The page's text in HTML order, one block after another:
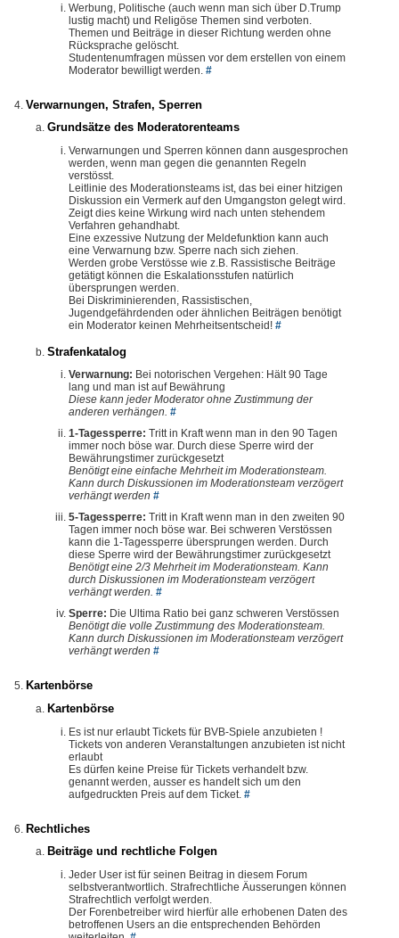
Werbung, Politische (auch wenn man sich über D.Trump
lustig macht) und Religöse Themen sind verboten.
Themen und Beiträge in dieser Richtung werden ohne
Rücksprache gelöscht.
Studentenumfragen müssen vor dem erstellen von einem
Moderator bewilligt werden. #
Verwarnungen, Strafen, Sperren
Grundsätze des Moderatorenteams
Verwarnungen und Sperren können dann ausgesprochen
werden, wenn man gegen die genannten Regeln
verstösst.
Leitlinie des Moderationsteams ist, das bei einer hitzigen
Diskussion ein Vermerk auf den Umgangston gelegt wird.
Zeigt dies keine Wirkung wird nach unten stehendem
Verfahren gehandhabt.
Eine exzessive Nutzung der Meldefunktion kann auch
eine Verwarnung bzw. Sperre nach sich ziehen.
Werden grobe Verstösse wie z.B. Rassistische Beiträge
getätigt können die Eskalationsstufen natürlich
übersprungen werden.
Bei Diskriminierenden, Rassistischen,
Jugendgefährdenden oder ähnlichen Beiträgen benötigt
ein Moderator keinen Mehrheitsentscheid! #
Strafenkatalog
Verwarnung: Bei notorischen Vergehen: Hält 90 Tage
lang und man ist auf Bewährung
Diese kann jeder Moderator ohne Zustimmung der
anderen verhängen. #
1-Tagessperre: Tritt in Kraft wenn man in den 90 Tagen
immer noch böse war. Durch diese Sperre wird der
Bewährungstimer zurückgesetzt
Benötigt eine einfache Mehrheit im Moderationsteam.
Kann durch Diskussionen im Moderationsteam verzögert
verhängt werden #
5-Tagessperre: Tritt in Kraft wenn man in den zweiten 90
Tagen immer noch böse war. Bei schweren Verstössen
kann die 1-Tagessperre übersprungen werden. Durch
diese Sperre wird der Bewährungstimer zurückgesetzt
Benötigt eine 2/3 Mehrheit im Moderationsteam. Kann
durch Diskussionen im Moderationsteam verzögert
verhängt werden. #
Sperre: Die Ultima Ratio bei ganz schweren Verstössen
Benötigt die volle Zustimmung des Moderationsteam.
Kann durch Diskussionen im Moderationsteam verzögert
verhängt werden #
Kartenbörse
Kartenbörse
Es ist nur erlaubt Tickets für BVB-Spiele anzubieten !
Tickets von anderen Veranstaltungen anzubieten ist nicht
erlaubt
Es dürfen keine Preise für Tickets verhandelt bzw.
genannt werden, ausser es handelt sich um den
aufgedruckten Preis auf dem Ticket. #
Rechtliches
Beiträge und rechtliche Folgen
Jeder User ist für seinen Beitrag in diesem Forum
selbstverantwortlich. Strafrechtliche Äusserungen können
Strafrechtlich verfolgt werden.
Der Forenbetreiber wird hierfür alle erhobenen Daten des
betroffenen Users an die entsprechenden Behörden